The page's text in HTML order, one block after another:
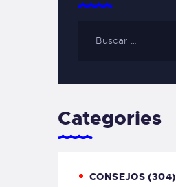
Categories
CONSEJOS (304)